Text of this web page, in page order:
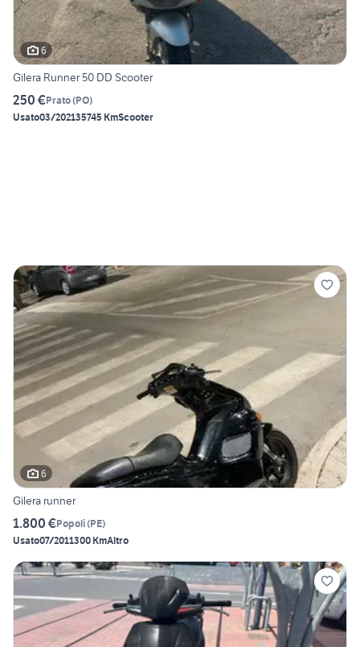
6
Gilera Runner 50 DD Scooter
250 €Prato(PO)
Usato03/202135745 KmScooter
6
Gilera runner
1.800 €Popoli(PE)
Usato07/2011300 KmAltro